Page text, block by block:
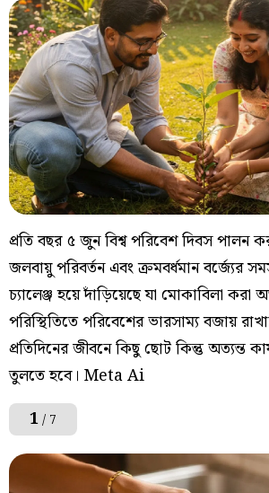
প্রতি বছর ৫ জুন বিশ্ব পরিবেশ দিবস পালন
জলবায়ু পরিবর্তন এবং ক্রমবর্ধমান বর্জ্যের
চ্যালেঞ্জ হয়ে দাঁড়িয়েছে যা মোকাবিলা
পরিস্থিতিতে পরিবেশের ভারসাম্য বজায়
প্রতিদিনের জীবনে কিছু ছোট কিন্তু অত্যন্ত
তুলতে হবে। Meta Ai
1/ 7